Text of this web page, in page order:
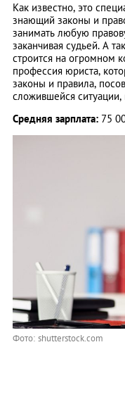
Как известно, это
знающий законы и
занимать любую
заканчивая судьей. А
строится на огромном
профессия юриста,
законы и правила,
сложившейся
Средняя зарплата: 75
Фото: shutterstock.com